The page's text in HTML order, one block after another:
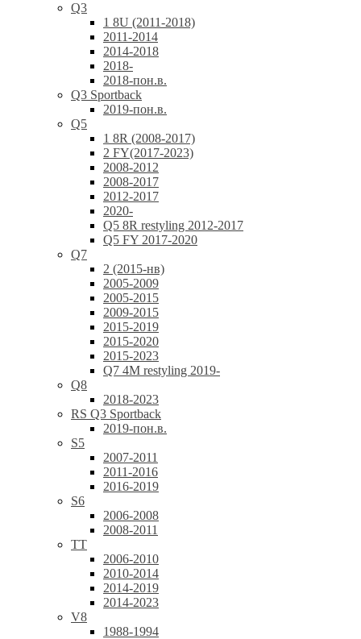
Q3
1 8U (2011-2018)
2011-2014
2014-2018
2018-
2018-пон.в.
Q3 Sportback
2019-пон.в.
Q5
1 8R (2008-2017)
2 FY(2017-2023)
2008-2012
2008-2017
2012-2017
2020-
Q5 8R restyling 2012-2017
Q5 FY 2017-2020
Q7
2 (2015-нв)
2005-2009
2005-2015
2009-2015
2015-2019
2015-2020
2015-2023
Q7 4M restyling 2019-
Q8
2018-2023
RS Q3 Sportback
2019-пон.в.
S5
2007-2011
2011-2016
2016-2019
S6
2006-2008
2008-2011
TT
2006-2010
2010-2014
2014-2019
2014-2023
V8
1988-1994